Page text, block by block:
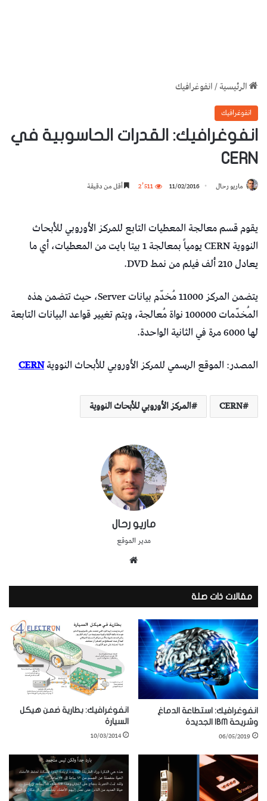
الرئيسية/انفوغرافيك
انفوغرافيك
انفوغرافيك: القدرات الحاسوبية في
CERN
ماريو رحال 11/02/2016 2٬511 أقل من دقيقة
يقوم قسم معالجة المعطيات التابع للمركز الأوروبي للأبحاث
النووية CERN يومياً بمعالجة 1 بيتا بايت من المعطيات، أي ما
يعادل 210 ألف فيلم من نمط DVD.
يتضمن المركز 11000 مُخدّم بيانات Server، حيث تتضمن هذه
المُخدّمات 100000 نواة مُعالجة، ويتم تغيير قواعد البيانات التابعة
لها 6000 مرة في الثانية الواحدة.
المصدر: الموقع الرسمي للمركز الأوروبي للأبحاث النوويةCERN
CERN المركز الأوروبي للأبحاث النووية
ماريو رحال
مدير الموقع
مقالات ذات صلة
انفوغرافيك: استطاعة الدماغ
وشريحة IBM الجديدة
06/05/2019
انفوغرافيك: بطارية ضمن هيكل
السيارة
10/03/2014